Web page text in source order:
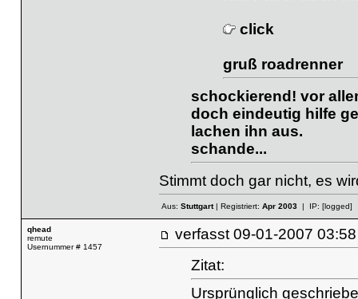
click
gruß roadrenner
schockierend! vor
doch eindeutig hilfe
lachen ihn aus.
schande...
Stimmt doch gar nicht, es
Aus: Stuttgart| Registriert: Apr 2003| IP: [logged]
qhead
remute
Usernummer # 1457
verfasst 09-01-2007
Zitat:
Ursprünglich